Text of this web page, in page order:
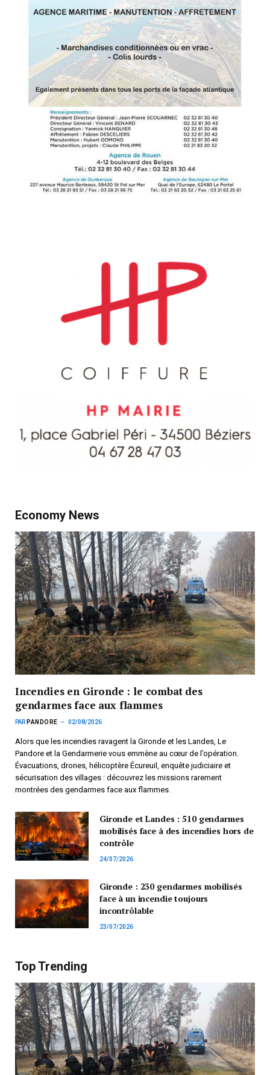
Economy News
Incendies en Gironde : le combat des
gendarmes face aux flammes
PAR PANDORE 02/08/2026
Alors que les incendies ravagent la Gironde et les Landes, Le
Pandore et la Gendarmerie vous emmène au cœur de l’opération.
Évacuations, drones, hélicoptère Écureuil, enquête judiciaire et
sécurisation des villages : découvrez les missions rarement
montrées des gendarmes face aux flammes.
Gironde et Landes : 510 gendarmes
mobilisés face à des incendies hors de
contrôle
24/07/2026
Gironde : 230 gendarmes mobilisés
face à un incendie toujours
incontrôlable
23/07/2026
Top Trending